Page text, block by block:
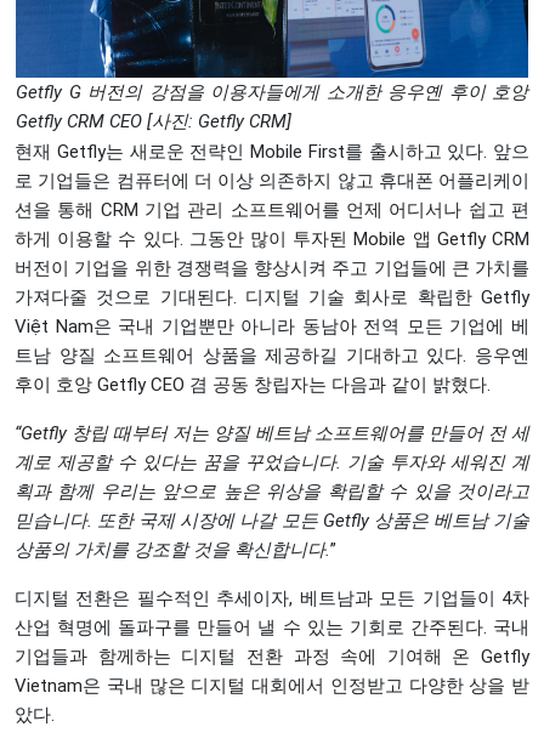
Getfly G 버전의 강점을 이용자들에게 소개한 응우옌 후이 호앙
Getfly CRM CEO [사진: Getfly CRM]
현재 Getfly는 새로운 전략인 Mobile First를 출시하고 있다. 앞으
로 기업들은 컴퓨터에 더 이상 의존하지 않고 휴대폰 어플리케이
션을 통해 CRM 기업 관리 소프트웨어를 언제 어디서나 쉽고 편
하게 이용할 수 있다. 그동안 많이 투자된 Mobile 앱 Getfly CRM
버전이 기업을 위한 경쟁력을 향상시켜 주고 기업들에 큰 가치를
가져다줄 것으로 기대된다. 디지털 기술 회사로 확립한 Getfly
Việt Nam은 국내 기업뿐만 아니라 동남아 전역 모든 기업에 베
트남 양질 소프트웨어 상품을 제공하길 기대하고 있다. 응우옌
후이 호앙 Getfly CEO 겸 공동 창립자는 다음과 같이 밝혔다.
“Getfly 창립 때부터 저는 양질 베트남 소프트웨어를 만들어 전 세
계로 제공할 수 있다는 꿈을 꾸었습니다. 기술 투자와 세워진 계
획과 함께 우리는 앞으로 높은 위상을 확립할 수 있을 것이라고
믿습니다. 또한 국제 시장에 나갈 모든 Getfly 상품은 베트남 기술
상품의 가치를 강조할 것을 확신합니다.”
디지털 전환은 필수적인 추세이자, 베트남과 모든 기업들이 4차
산업 혁명에 돌파구를 만들어 낼 수 있는 기회로 간주된다. 국내
기업들과 함께하는 디지털 전환 과정 속에 기여해 온 Getfly
Vietnam은 국내 많은 디지털 대회에서 인정받고 다양한 상을 받
았다.